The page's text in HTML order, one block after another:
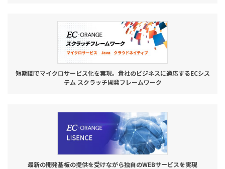
短期間でマイクロサービス化を実現。貴社のビジネスに適応するECシス
テム スクラッチ開発フレームワーク
最新の開発基板の提供を受けながら独自のWEBサービスを実現